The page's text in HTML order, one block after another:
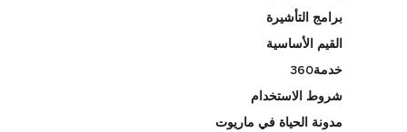
برامج التأشيرة
القيم الأساسية
خدمة360
شروط الاستخدام
مدونة الحياة في ماريوت